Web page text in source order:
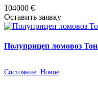
104000 €
Оставить заявку
Полуприцеп ломовоз
Состояние: Новое